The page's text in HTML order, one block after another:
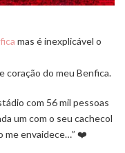
mas é inexplicável o
coração do meu Benfica.
com 56 mil pessoas
um com o seu cachecol
me envaidece…” ❤️